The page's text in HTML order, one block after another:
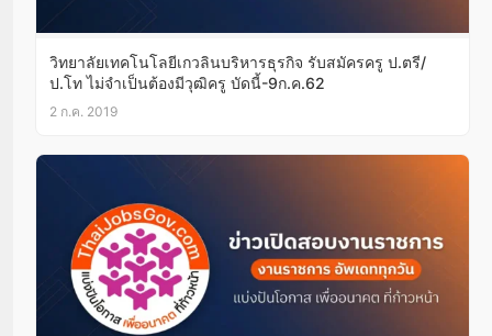
วิทยาลัยเทคโนโลยีเกวลินบริหารธุรกิจ รับสมัครครู ป.ตรี/
ป.โท ไม่จำเป็นต้องมีวุฒิครู บัดนี้-9ก.ค.62
2 ก.ค. 2019